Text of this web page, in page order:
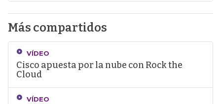
Más compartidos
VÍDEO
Cisco apuesta por la nube con Rock the
Cloud
VÍDEO